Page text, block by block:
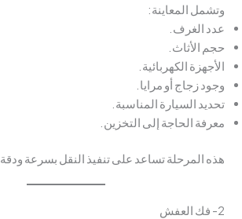
وتشمل المعاينة:
عدد الغرف.
حجم الأثاث.
الأجهزة الكهربائية.
وجود زجاج أو مرايا.
تحديد السيارة المناسبة.
معرفة الحاجة إلى التخزين.
هذه المرحلة تساعد على تنفيذ النقل بسرعة ودقة.
2- فك العفش